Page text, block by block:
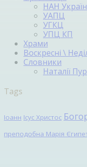
НАН
УАПЦ
УГКЦ
УПЦ КП
Храми
Воскресні \
Словники
Наталії
Tags
Іоанн Ісус Христос
преподобна Марія